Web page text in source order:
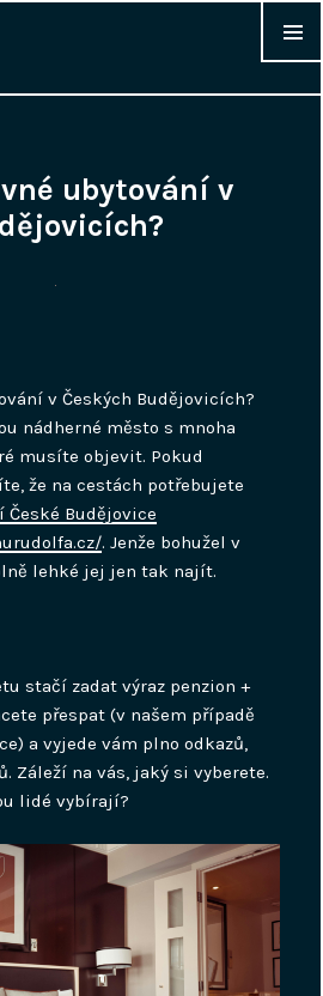
ubytování v
v Českých Budějovicích?
nádherné město s mnoha
musíte objevit. Pokud
že na cestách potřebujete
České Budějovice
. Jenže bohužel v
lehké jej jen tak najít.
stačí zadat výraz penzion +
přespat (v našem případě
a vyjede vám plno odkazů,
Záleží na vás, jaký si vyberete.
lidé vybírají?